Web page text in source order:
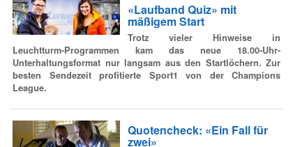
«Laufband Quiz» mit
mäßigem Start
Trotz vieler Hinweise in
Leuchtturm-Programmen kam das neue 18.00-Uhr-
Unterhaltungsformat nur langsam aus den Startlöchern. Zur
besten Sendezeit profitierte Sport1 von der Champions
League.
Quotencheck: «Ein Fall für
zwei»